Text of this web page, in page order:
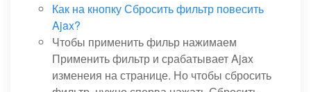
Как на кнопку Сбросить фильтр повесить
Ajax?
Чтобы применить фильр нажимаем
Применить фильтр и срабатывает Ajax
изменеия на странице. Но чтобы сбросить